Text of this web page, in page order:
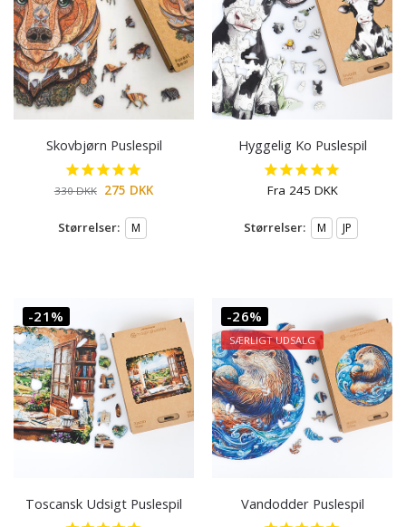
Skovbjørn Puslespil
330DKK 275 DKK
Størrelser: M
Hyggelig Ko Puslespil
Fra 245 DKK
Størrelser: M JP
-21%
Toscansk Udsigt Puslespil
-26%
SÆRLIGT UDSALG
Vandodder Puslespil